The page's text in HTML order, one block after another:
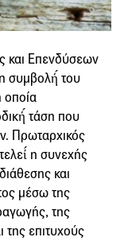
και Επενδύσεων
συμβολή́ του
οποία
τάση που
Πρωταρχικός
η συνεχής
και
μέσω της
της
της επιτυχούς